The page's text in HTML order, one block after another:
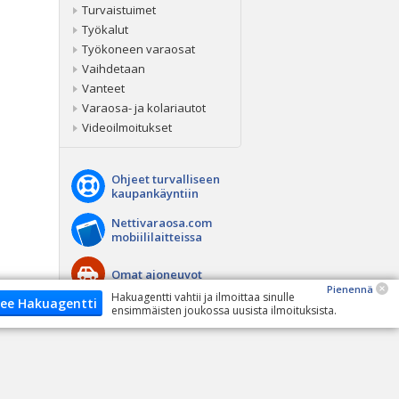
Turvaistuimet
Työkalut
Työkoneen varaosat
Vaihdetaan
Vanteet
Varaosa- ja kolariautot
Videoilmoitukset
Ohjeet turvalliseen
kaupankäyntiin
Nettivaraosa.com
mobiililaitteissa
Omat ajoneuvot
Hakuagentti
Hakuagentti vahtii ja ilmoittaa sinulle
ensimmäisten joukossa uusista ilmoituksista.
Pienennä